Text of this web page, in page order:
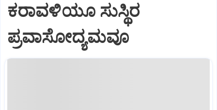
ಕರಾವಳಿಯೂ ಸುಸ್ಥಿರ
ಪ್ರವಾಸೋದ್ಯಮವೂ